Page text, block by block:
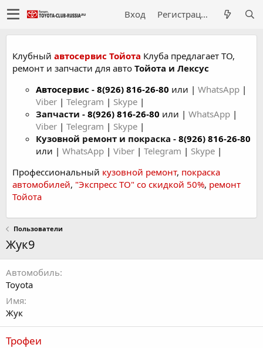
Вход Регистрация
Клубный автосервис Тойота Клуба предлагает ТО,
ремонт и запчасти для авто Тойота и Лексус
Автосервис - 8(926) 816-26-80 или | WhatsApp |
Viber | Telegram | Skype |
Запчасти - 8(926) 816-26-80 или | WhatsApp |
Viber | Telegram | Skype |
Кузовной ремонт и покраска - 8(926) 816-26-80
или | WhatsApp | Viber | Telegram | Skype |
Профессиональный кузовной ремонт, покраска
автомобилей, "Экспресс ТО" со скидкой 50%, ремонт
Тойота
Пользователи
Жук9
Автомобиль
Toyota
Имя
Жук
Трофеи